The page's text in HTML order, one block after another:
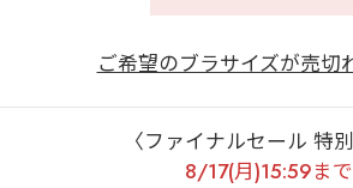
ご希望のブラサイズが売切
〈ファイナルセール 特
8/17(月)15:59まで